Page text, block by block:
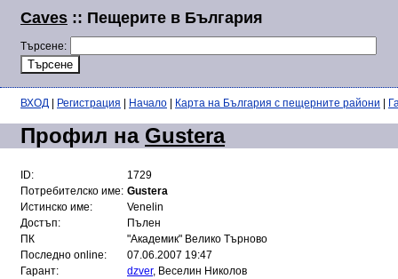
Caves :: Пещерите в България
Търсене:
ВХОД Регистрация Начало Карта на България с пещерните райони
Профил на Gustera
ID:
1729
Потребителско име: Gustera
Истинско име:
Venelin
Достъп:
Пълен
ПК
"Академик" Велико Търново
Последно online:
07.06.2007 19:47
Гарант:
dzver, Веселин Николов